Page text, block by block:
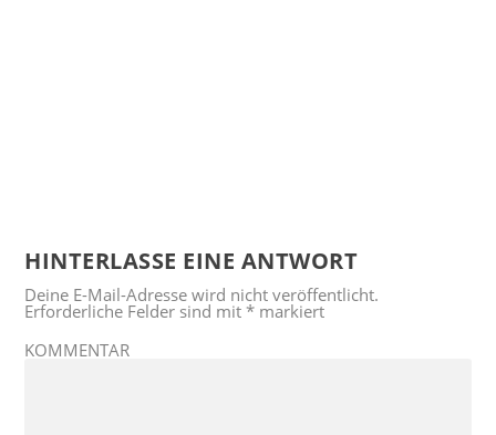
HINTERLASSE EINE ANTWORT
Deine E-Mail-Adresse wird nicht veröffentlicht.
Erforderliche Felder sind mit* markiert
KOMMENTAR